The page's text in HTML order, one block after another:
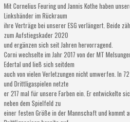
Mit Cornelius Feuring und Jannis Kothe haben
Linkshänder im Rückraum
ihre Verträge bei unserer ESG verlängert. Beide
zum Aufstiegskader 2020
und ergänzen sich seit Jahren hervorragend.
Corni wechselte im Jahr 2017 von der MT
Edertal und ließ sich seitdem
auch von vielen Verletzungen nicht umwerfen. In
und Drittligaspielen netzte
er 217 mal für unsere Farben ein. Er entwickelte
neben dem Spielfeld zu
einer festen Größe in der Mannschaft und kommt